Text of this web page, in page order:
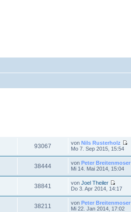
93067 vonNils Rusterholz
Mo 7. Sep 2015, 15:54
38444 vonPeter Breitenmoser
Mi 14. Mai 2014, 15:04
38841 vonJoel Theiler
Do 3. Apr 2014, 14:17
38211 vonPeter Breitenmoser
Mi 22. Jan 2014, 17:02